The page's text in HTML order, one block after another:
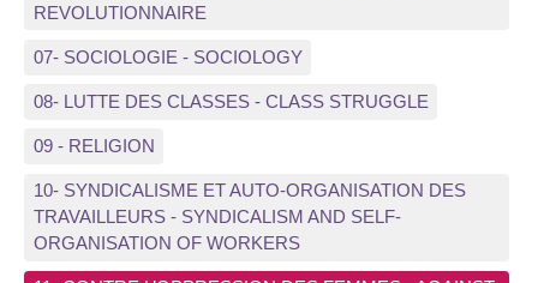
REVOLUTIONNAIRE
07- SOCIOLOGIE - SOCIOLOGY
08- LUTTE DES CLASSES - CLASS STRUGGLE
09 - RELIGION
10- SYNDICALISME ET AUTO-ORGANISATION DES
TRAVAILLEURS - SYNDICALISM AND SELF-
ORGANISATION OF WORKERS